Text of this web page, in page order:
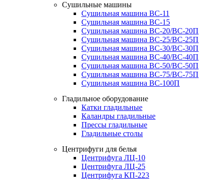
Сушильные машины
Сушильная машина ВС-11
Сушильная машина ВС-15
Сушильная машина ВС-20/ВС-20П
Сушильная машина ВС-25/ВС-25П
Сушильная машина ВС-30/ВС-30П
Сушильная машина ВС-40/ВС-40П
Сушильная машина ВС-50/ВС-50П
Сушильная машина ВС-75/ВС-75П
Сушильная машина ВС-100П
Гладильное оборудование
Катки гладильные
Каландры гладильные
Прессы гладильные
Гладильные столы
Центрифуги для белья
Центрифуга ЛЦ-10
Центрифуга ЛЦ-25
Центрифуга КП-223